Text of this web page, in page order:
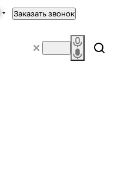
Заказать звонок